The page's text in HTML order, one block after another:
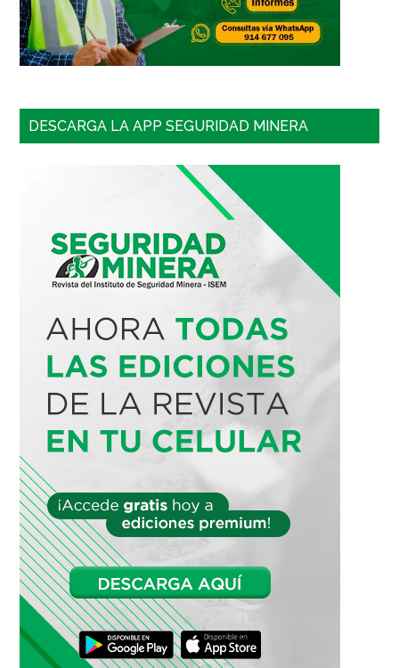
DESCARGA LA APP SEGURIDAD MINERA